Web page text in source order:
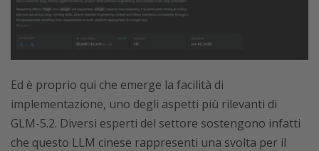
Ed è proprio qui che emerge la facilità di
implementazione, uno degli aspetti più rilevanti di
GLM-5.2. Diversi esperti del settore sostengono infatti
che questo LLM cinese rappresenti una svolta per il